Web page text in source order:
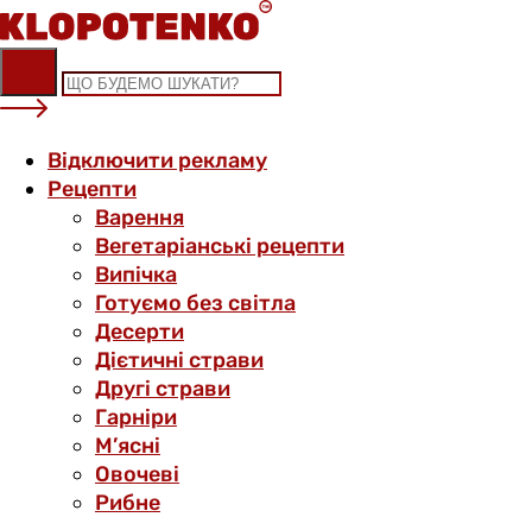
Skip
to
content
Відключити рекламу
Рецепти
Варення
Вегетаріанські рецепти
Випічка
Готуємо без світла
Десерти
Дієтичні страви
Другі страви
Гарніри
М’ясні
Овочеві
Рибне